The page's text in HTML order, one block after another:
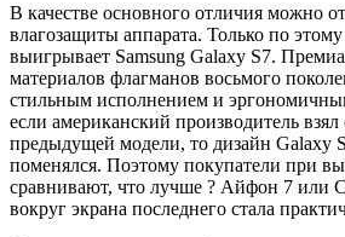
В качестве основного отличия можно
влагозащиты аппарата. Только по
выигрывает Samsung Galaxy S7.
материалов флагманов восьмого
стильным исполнением и
если американский производитель
предыдущей модели, то дизайн Galaxy
поменялся. Поэтому покупатели при
сравнивают, что лучше ? Айфон 7 или
вокруг экрана последнего стала